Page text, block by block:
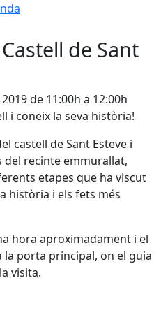
de Sant
de 11:00h a 12:00h
i coneix la seva història!
castell de Sant Esteve i
del recinte emmurallat,
etapes que ha viscut
història i els fets més
hora aproximadament i el
porta principal, on el guia
visita.